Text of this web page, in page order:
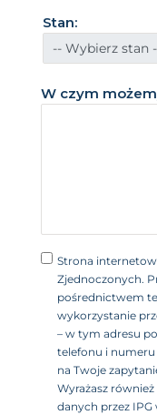
d
n
c
Stan:
W czym
Strona
Zjednoczonych.
pośrednictwem
wykorzystanie
– w tym adresu
telefonu i numeru
na Twoje
Wyrażasz
danych przez IPG